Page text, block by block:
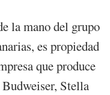
la mano del grupo
es propiedad
que produce
Stella